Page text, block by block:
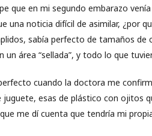
que en mi segundo embarazo
una noticia difícil de asimilar, ¿por
sabía perfecto de tamaños
un área “sellada”, y todo lo que
cuando la doctora me
juguete, esas de plástico con ojitos
me dí cuenta que tendría mi